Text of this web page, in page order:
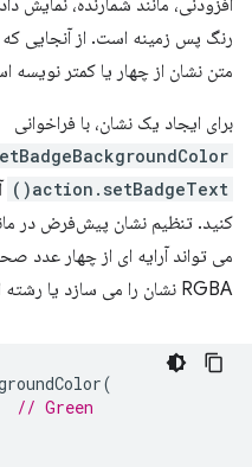
افزودنی، مانند شمارنده،
رنگ پس زمینه است. از آنجایی
متن نشان از چهار یا کمتر نویسه
برای ایجاد یک نشان، با فراخوانی
action.setBadgeText()
کنید. تنظیم نشان پیش‌فرض در
RGBA نشان را می سازد یا رشته ای با مقدار
(
// Green